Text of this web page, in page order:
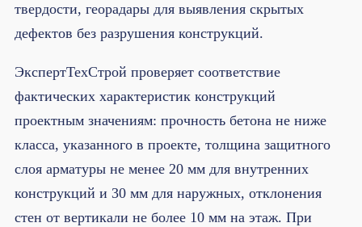
твердости, георадары для выявления скрытых
дефектов без разрушения конструкций.
ЭкспертТехСтрой проверяет соответствие
фактических характеристик конструкций
проектным значениям: прочность бетона не ниже
класса, указанного в проекте, толщина защитного
слоя арматуры не менее 20 мм для внутренних
конструкций и 30 мм для наружных, отклонения
стен от вертикали не более 10 мм на этаж. При